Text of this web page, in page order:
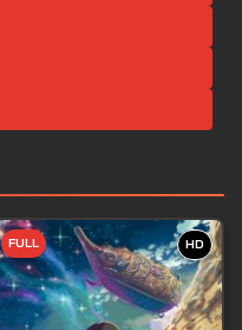
HD
FULL